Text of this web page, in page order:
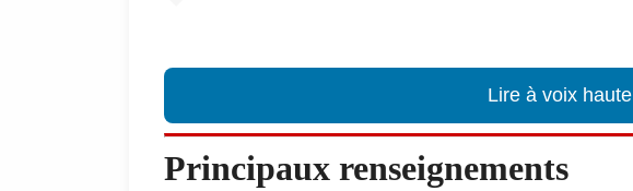
Lire à voix haute
Principaux renseignements